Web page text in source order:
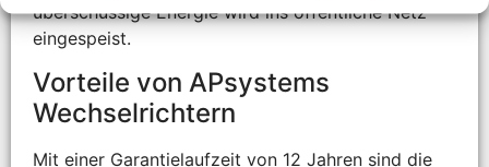
überschüssige Energie wird ins öffentliche Netz
eingespeist.
Vorteile von APsystems
Wechselrichtern
Mit einer Garantielaufzeit von 12 Jahren sind die